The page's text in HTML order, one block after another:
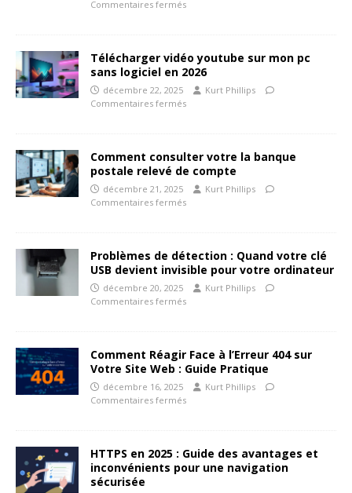
Commentaires fermés
Télécharger vidéo youtube sur mon pc
sans logiciel en 2026
décembre 22, 2025
Kurt Phillips
Commentaires fermés
Comment consulter votre la banque
postale relevé de compte
décembre 21, 2025
Kurt Phillips
Commentaires fermés
Problèmes de détection : Quand votre clé
USB devient invisible pour votre ordinateur
décembre 20, 2025
Kurt Phillips
Commentaires fermés
Comment Réagir Face à l’Erreur 404 sur
Votre Site Web : Guide Pratique
décembre 16, 2025
Kurt Phillips
Commentaires fermés
HTTPS en 2025 : Guide des avantages et
inconvénients pour une navigation
sécurisée